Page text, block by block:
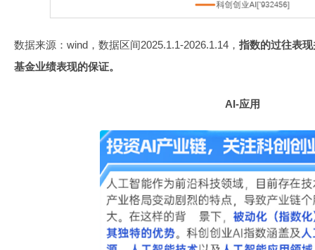
数据来源：wind，数据区间2025.1.1-2026.1.14， 指数的过往表
基金业绩表现的保证。
AI-应用